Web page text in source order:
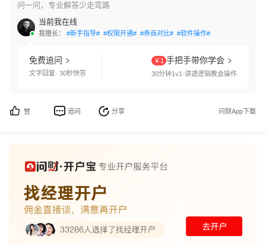
问一问，专业解答少走弯路
当前我在线
我擅长： #新手指导# #权限开通# #券商对比# #软件操作#
免费追问
文字回复· 30秒快答
￥1 手把手带你学会
30分钟1v1·讲透逻辑教会操作
赞 追问 分享 问财App下载